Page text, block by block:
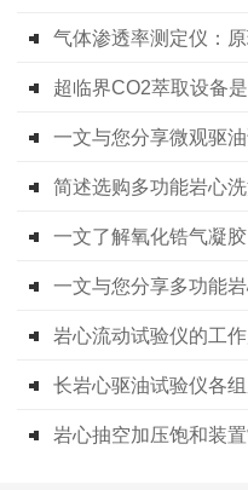
一文了解氧化锆气凝胶